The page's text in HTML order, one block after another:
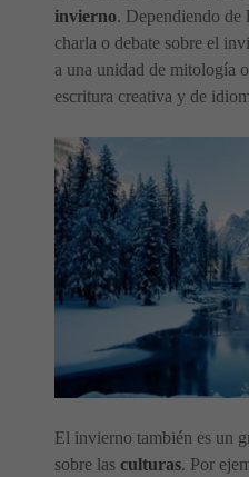
invierno. Dependiendo de
charla o debate sobre el
a una unidad de mitología
escritura creativa y de
El invierno también es un
sobre las culturas. Por